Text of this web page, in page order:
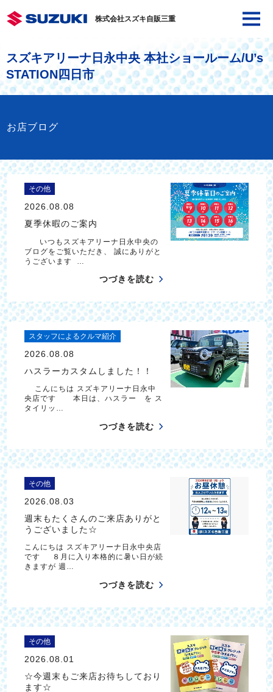
株式会社スズキ自販三重
スズキアリーナ日永中央 本社ショールーム/U’s
STATION四日市
お店ブログ
その他
2026.08.08
夏季休暇のご案内
いつもスズキアリーナ日永中央の
ブログをご覧いただき、 誠にありがと
うございます …
つづきを読む
スタッフによるクルマ紹介
2026.08.08
ハスラーカスタムしました！！
こんにちは スズキアリーナ日永中
央店です 本日は、ハスラー を ス
タイリッ…
つづきを読む
その他
2026.08.03
週末もたくさんのご来店ありがと
うございました☆
こんにちは スズキアリーナ日永中央店
です ８月に入り本格的に暑い日が続
きますが 週…
つづきを読む
その他
2026.08.01
☆今週末もご来店お待ちしており
ます☆